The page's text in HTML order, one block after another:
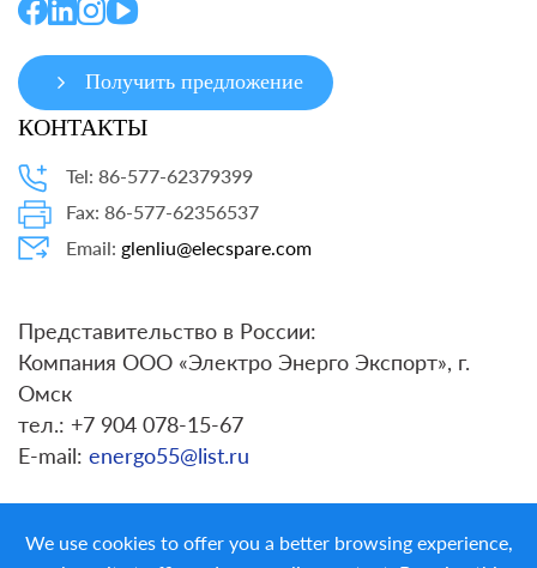
Получить предложение
КОНТАКТЫ
Tel: 86-577-62379399
Fax: 86-577-62356537
Email: glenliu@elecspare.com
Представительство в России:
Компания ООО «Электро Энерго Экспорт», г.
Омск
тел.: +7 904 078-15-67
E-mail: energo55@list.ru
We use cookies to offer you a better browsing experience,